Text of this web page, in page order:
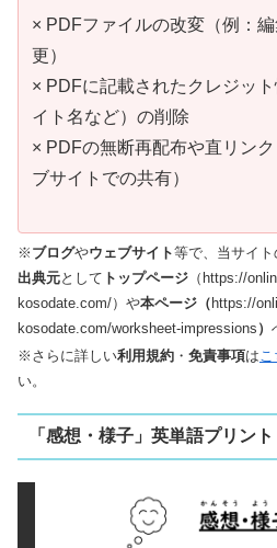
× PDFファイルの改変（例：
更）
× PDFに記載されたクレジッ
イト名など）の削除
× PDFの無断再配布や直リン
ブサイトでの共有）
※ ブログやウェブサイト等で、当サイト
出典元として トップページ （https://
kosodate.com/）や本ページ（ https://
kosodate.com/worksheet-impressions ）
※さらに詳しい利用規約 ・ 免責事項は
い。
「感想・様子」英単語プリント